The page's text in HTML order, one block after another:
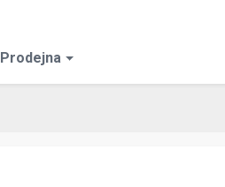
Prodejna